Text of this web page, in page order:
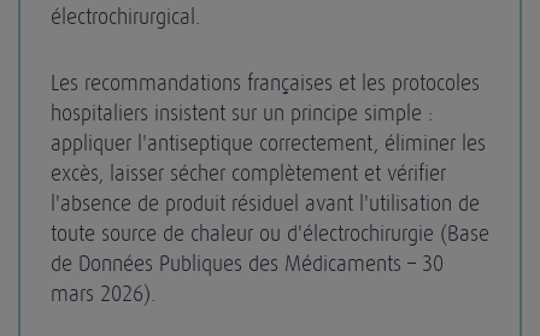
électrochirurgical.
Les recommandations françaises et les protocoles
hospitaliers insistent sur un principe simple :
appliquer l'antiseptique correctement, éliminer les
excès, laisser sécher complètement et vérifier
l'absence de produit résiduel avant l'utilisation de
toute source de chaleur ou d'électrochirurgie (Base
de Données Publiques des Médicaments – 30
mars 2026).